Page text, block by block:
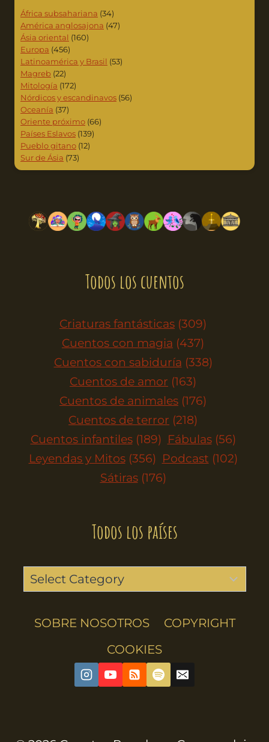
África subsahariana (34)
América anglosajona (47)
Ásia oriental (160)
Europa (456)
Latinoamérica y Brasil (53)
Magreb (22)
Mitología (172)
Nórdicos y escandinavos (56)
Oceanía (37)
Oriente próximo (66)
Países Eslavos (139)
Pueblo gitano (12)
Sur de Ásia (73)
Todos los cuentos
Criaturas fantásticas (309)
Cuentos con magia (437)
Cuentos con sabiduría (338)
Cuentos de amor (163)
Cuentos de animales (176)
Cuentos de terror (218)
Cuentos infantiles (189) Fábulas (56)
Leyendas y Mitos (356) Podcast (102)
Sátiras (176)
Todos los países
SOBRE NOSOTROS
COPYRIGHT
COOKIES